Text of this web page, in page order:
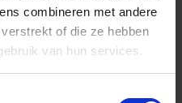
combineren met andere
of die ze hebben
van hun services.